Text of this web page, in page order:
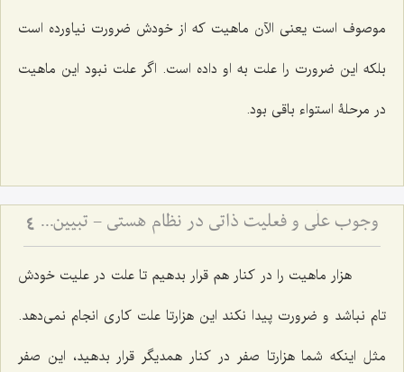
موصوف است یعنی الآن ماهیت که از خودش ضرورت نیاورده است
بلکه این ضرورت را علت به او داده است. اگر علت نبود این ماهیت
در مرحلۀ استواء باقی بود.
وجوب علّی و فعلیت ذاتی در نظام هستی - تبیین رابطه ضرورت علت با تحقق معلول در عالم خارج 4
هزار ماهیت را در کنار هم قرار بدهیم تا علت در علیت خودش
تام نباشد و ضرورت پیدا نکند این هزارتا علت کاری انجام نمی‌دهد.
مثل اینکه شما هزارتا صفر در کنار همدیگر قرار بدهید، این صفر